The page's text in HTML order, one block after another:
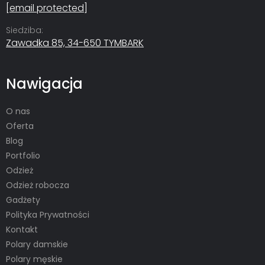
[email protected]
Siedziba:
Zawadka 85, 34-650 TYMBARK
Nawigacja
O nas
Oferta
Blog
Portfolio
Odzież
Odzież robocza
Gadżety
Polityka Prywatności
Kontakt
Polary damskie
Polary męskie